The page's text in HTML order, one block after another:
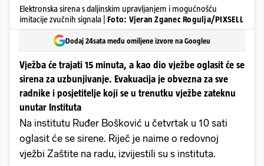
Elektronska sirena s daljinskim upravljanjem i mogućnošću
imitacije zvučnih signala | Foto: Vjeran Zganec Rogulja/PIXSELL
Dodaj 24sata među omiljene izvore na Googleu
Vježba će trajati 15 minuta, a kao dio vježbe oglasit će se
sirena za uzbunjivanje. Evakuacija je obvezna za sve
radnike i posjetitelje koji se u trenutku vježbe zateknu
unutar Instituta
Na institutu Ruđer Bošković u četvrtak u 10 sati
oglasit će se sirene. Riječ je naime o redovnoj
vježbi Zaštite na radu, izvijestili su s instituta.